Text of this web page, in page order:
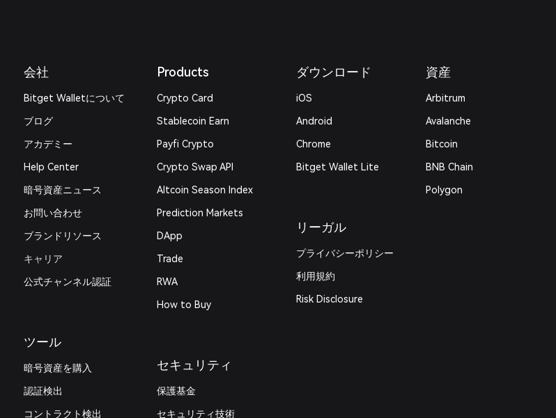
会社
Bitget Walletについて
ブログ
アカデミー
Help Center
暗号資産ニュース
お問い合わせ
ブランドリソース
キャリア
公式チャンネル認証
ツール
暗号資産を購入
認証検出
コントラクト検出
Products
Crypto Card
Stablecoin Earn
Payfi Crypto
Crypto Swap API
Altcoin Season Index
Prediction Markets
DApp
Trade
RWA
How to Buy
セキュリティ
保護基金
セキュリティ技術
ダウンロード
iOS
Android
Chrome
Bitget Wallet Lite
リーガル
プライバシーポリシー
利用規約
Risk Disclosure
資産
Arbitrum
Avalanche
Bitcoin
BNB Chain
Polygon